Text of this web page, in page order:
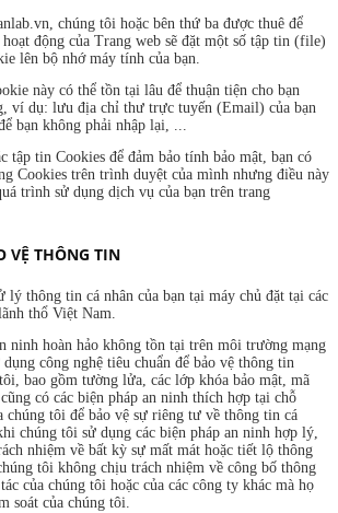
chúng tôi hoặc bên thứ ba được thuê để
động của Trang web sẽ đặt một số tập tin (file)
lên bộ nhớ máy tính của bạn.
này có thể tồn tại lâu để thuận tiện cho bạn
ví dụ: lưu địa chỉ thư trực tuyến (Email) của bạn
bạn không phải nhập lại, ...
tập tin Cookies để đảm bảo tính bảo mật, bạn có
Cookies trên trình duyệt của mình nhưng điều này
trình sử dụng dịch vụ của bạn trên trang
VỆ THÔNG TIN
thông tin cá nhân của bạn tại máy chủ đặt tại các
thổ Việt Nam.
ninh hoàn hảo không tồn tại trên môi trường mạng
công nghệ tiêu chuẩn để bảo vệ thông tin
bao gồm tường lửa, các lớp khóa bảo mật, mã
có các biện pháp an ninh thích hợp tại chỗ
chúng tôi để bảo vệ sự riêng tư về thông tin cá
chúng tôi sử dụng các biện pháp an ninh hợp lý,
nhiệm về bất kỳ sự mất mát hoặc tiết lộ thông
tôi không chịu trách nhiệm về công bố thông
của chúng tôi hoặc của các công ty khác mà họ
soát của chúng tôi.